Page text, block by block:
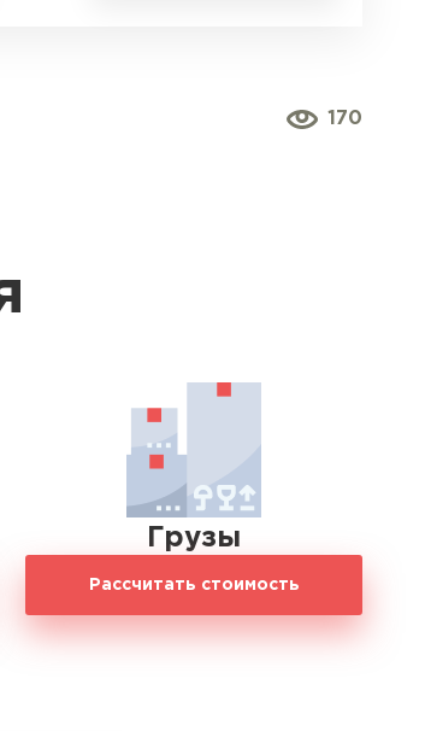
170
Грузы
Рассчитать стоимость